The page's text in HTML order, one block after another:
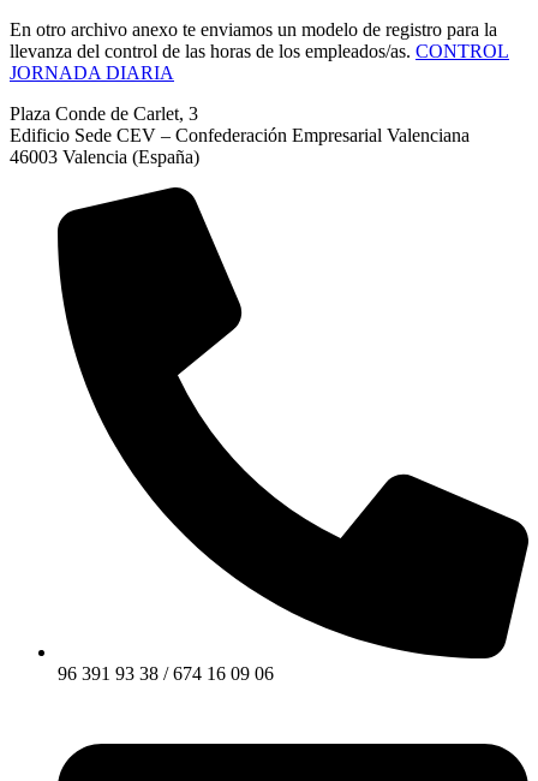
En otro archivo anexo te enviamos un modelo de registro para la
llevanza del control de las horas de los empleados/as. CONTROL
JORNADA DIARIA
Plaza Conde de Carlet, 3
Edificio Sede CEV – Confederación Empresarial Valenciana
46003 Valencia (España)
96 391 93 38 / 674 16 09 06